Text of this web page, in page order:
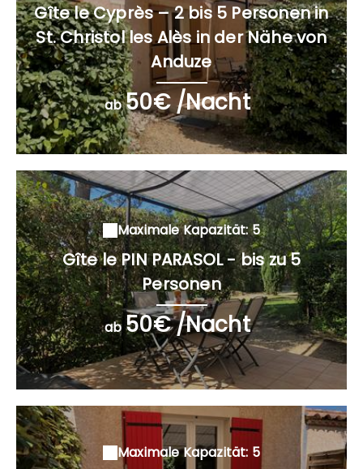
Gîte le Cyprès – 2 bis 5 Personen in
St. Christol les Alès in der Nähe von
Anduze
ab50€ /Nacht
Maximale Kapazität: 5
Gîte le PIN PARASOL - bis zu 5
Personen
ab50€ /Nacht
Maximale Kapazität: 5